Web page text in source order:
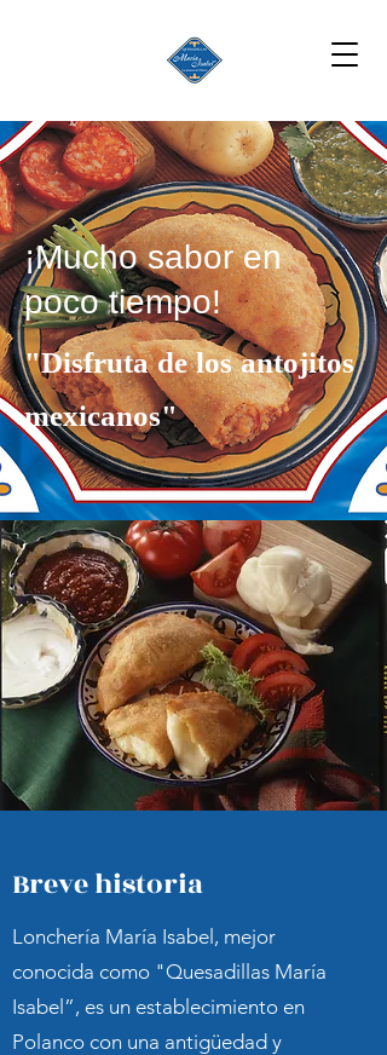
¡Mucho sabor en
poco tiempo!
"Disfruta de los antojitos
mexicanos"
Breve historia
Lonchería María Isabel, mejor
conocida como "Quesadillas María
Isabel”, es un establecimiento en
Polanco con una antigüedad y